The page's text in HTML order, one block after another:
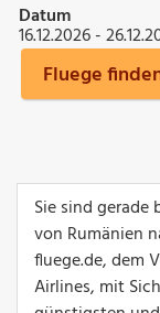
Datum
16.12.2026 -
Fluege
Sie sind gerade
von Rumänien
fluege.de, dem
Airlines, mit